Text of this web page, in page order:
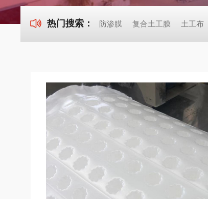
热门搜索： 防渗膜 复合土工膜 土工布